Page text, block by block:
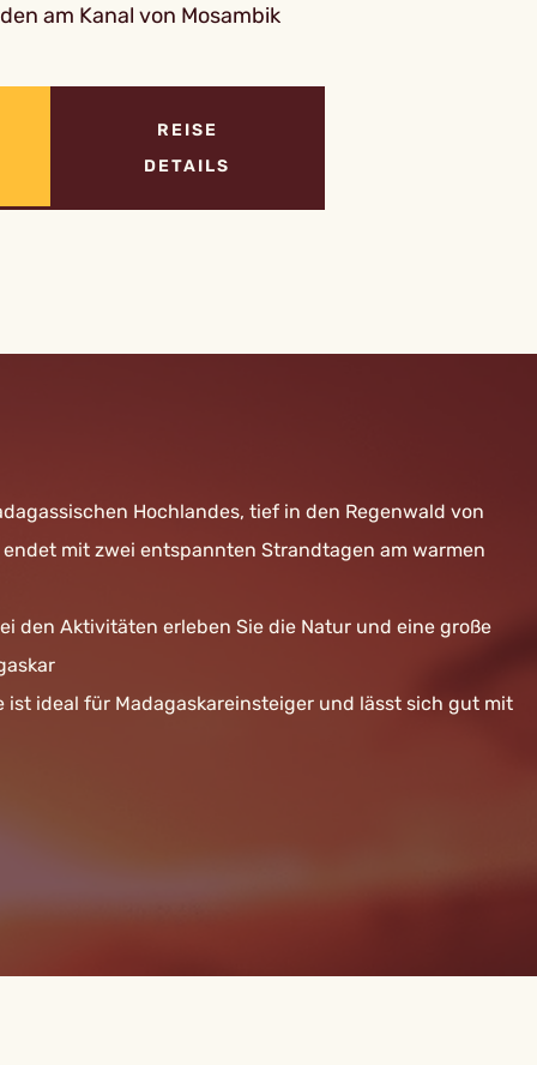
am Kanal von Mosambik
REISE
DETAILS
Hochlandes, tief in den Regenwald von
mit zwei entspannten Strandtagen am warmen
den Aktivitäten erleben Sie die Natur und eine große
ist ideal für Madagaskareinsteiger und lässt sich gut mit